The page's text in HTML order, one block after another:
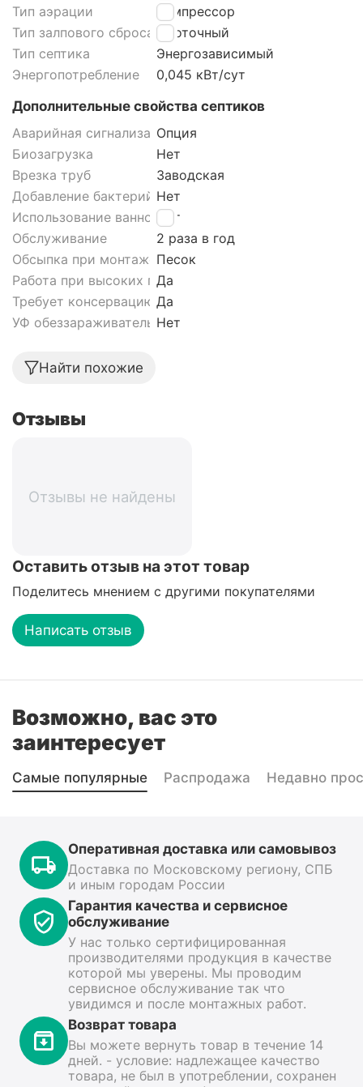
Тип аэрации
Компрессор
Тип залпового сброса септика
Проточный
Тип септика
Энергозависимый
Энергопотребление
0,045 кВт/сут
Дополнительные свойства септиков
Аварийная сигнализация септика
Опция
Биозагрузка
Нет
Врезка труб
Заводская
Добавление бактерий Нет
Использование ваннойНет
Обслуживание
2 раза в год
Обсыпка при монтаже септика
Песок
Работа при высоких грунтовых водах септика
Да
Требует консервацию Да
УФ обеззараживатель Нет
Найти похожие
Отзывы
Отзывы не найдены
Оставить отзыв на этот товар
Поделитесь мнением с другими покупателями
Написать отзыв
Возможно, вас это
заинтересует
Самые популярные Распродажа Недавно
Оперативная доставка или самовывоз
Доставка по Московскому региону, СПБ
и иным городам России
Гарантия качества и сервисное
обслуживание
У нас только сертифицированная
производителями продукция в качестве
которой мы уверены. Мы проводим
сервисное обслуживание так что
увидимся и после монтажных работ.
Возврат товара
Вы можете вернуть товар в течение 14
дней. - условие: надлежащее качество
товара, не был в употреблении, сохранен